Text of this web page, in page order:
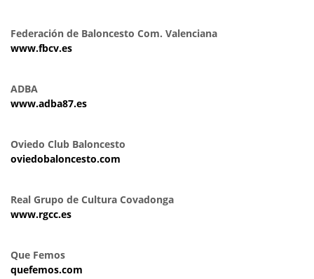
Federación de Baloncesto Com. Valenciana
www.fbcv.es
ADBA
www.adba87.es
Oviedo Club Baloncesto
oviedobaloncesto.com
Real Grupo de Cultura Covadonga
www.rgcc.es
Que Femos
quefemos.com